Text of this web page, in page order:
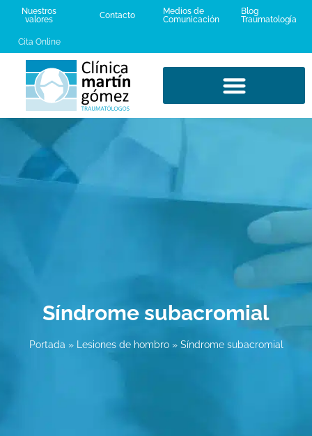
Nuestros
valores
Contacto
Medios de
Comunicación
Blog
Traumatología
Cita Online
Síndrome subacromial
Portada » Lesiones de hombro» Síndrome subacromial